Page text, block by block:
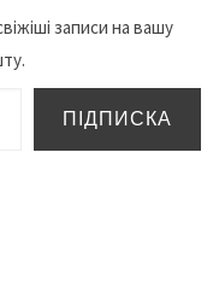
записи на вашу
пошти…
ПІДПИСКА